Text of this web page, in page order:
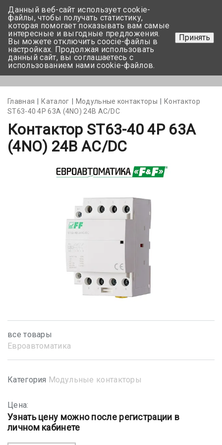
+375 17-350-99-56
+375 44-752-82-08
Задать вопрос
Главная Каталог Модульные контакторы
Контактор
ST63-40 4Р 63А (4NO) 24В АС/DC
Контактор ST63-40 4Р 63А
(4NO) 24В АС/DC
все товары
Евроавтоматика
Категория Модульные контакторы
Цена:
Узнать цену можно после регистрации в
личном кабинете
Данный веб-сайт использует cookie-
файлы, чтобы получать статистику,
которая помогает показывать вам самые
интересные и выгодные предложения.
Вы можете отключить coocie-файлы в
настройках. Продолжая использовать
данный сайт, вы соглашаетесь с
использованием нами cookie-файлов.
Принять